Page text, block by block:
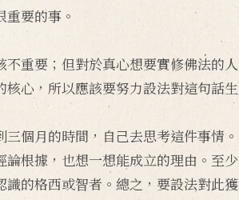
要的事。
重要；但對於真心想要實修佛法的
心，所以應該要努力設法對這句話生
個月的時間，自己去思考這件事情
根據，也想一想能成立的理由。至
的格西或智者。總之，要設法對此